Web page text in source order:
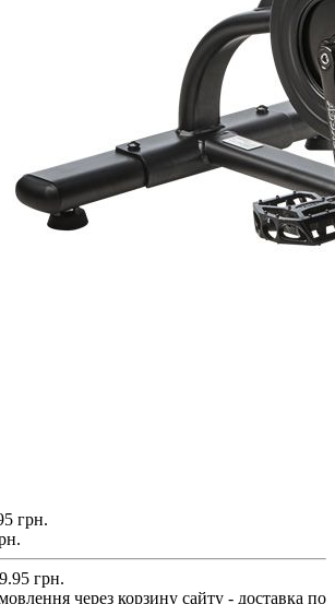
грн.
грн.
через корзину сайту - доставка по